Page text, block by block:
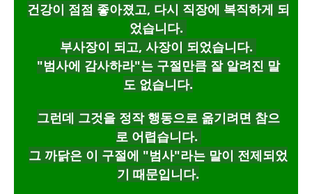
건강이 점점 좋아졌고, 다시 직장에 복직하게 되
었습니다.
부사장이 되고, 사장이 되었습니다.
"범사에 감사하라"는 구절만큼 잘 알려진 말
도 없습니다.
그런데 그것을 정작 행동으로 옮기려면 참으
로 어렵습니다.
그 까닭은 이 구절에 "범사"라는 말이 전제되었
기 때문입니다.